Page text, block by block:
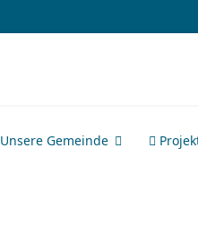
Unsere Gemeinde